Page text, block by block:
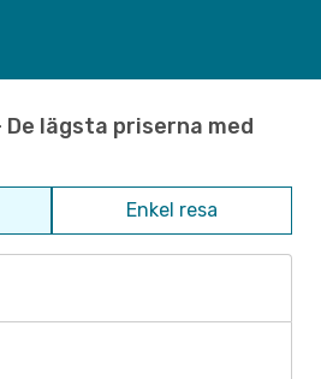
lägsta priserna med
Enkel resa